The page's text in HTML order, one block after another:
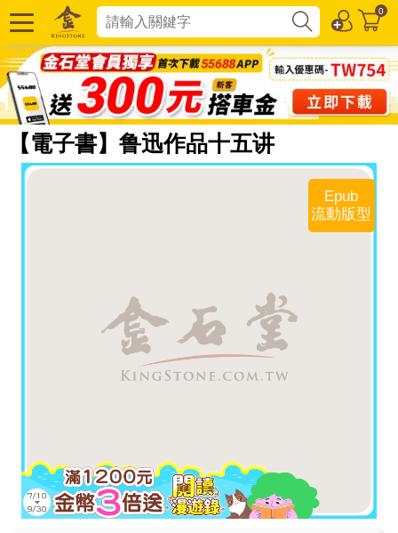
0
【電子書】鲁迅作品十五讲
Epub
流動版型